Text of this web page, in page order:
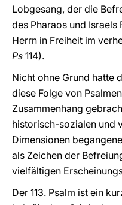
Lobgesang, der die
des Pharaos und
Herrn in Freiheit im
Ps 114).
Nicht ohne Grund hatte
diese Folge von
Zusammenhang
historisch-sozialen und
Dimensionen
als Zeichen der
vielfältigen
Der 113. Psalm ist ein